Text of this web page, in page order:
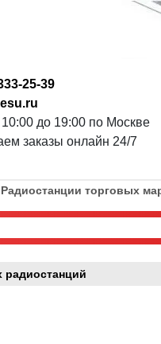
25-39
до 19:00 по Москве
заказы онлайн 24/7
Радиостанции торговых
радиостанций